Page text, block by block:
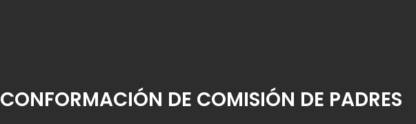
CONFORMACIÓN DE COMISIÓN DE PADRES